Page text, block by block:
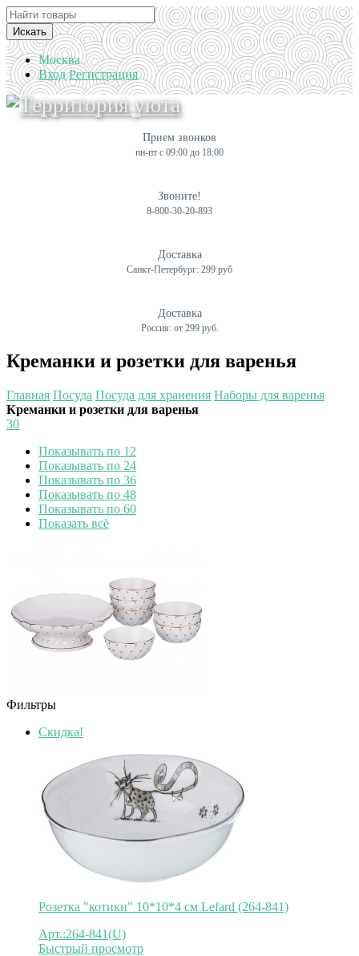
Искать
Москва
Вход Регистрация
Прием звонков
пн-пт с 09:00 до 18:00
Звоните!
8-800-30-20-893
Доставка
Санкт-Петербург: 299 руб
Доставка
Россия: от 299 руб.
Креманки и розетки для варенья
Главная Посуда Посуда для хранения Наборы для варенья
Креманки и розетки для варенья
30
Показывать по 12
Показывать по 24
Показывать по 36
Показывать по 48
Показывать по 60
Показать всё
Фильтры
Скидка!
Розетка "котики" 10*10*4 см Lefard (264-841)
Арт.:264-841(U)
Быстрый просмотр